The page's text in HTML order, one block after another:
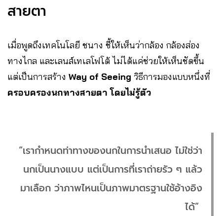
สายตา
เมื่อพูดถึงเทคโนโลยี ชนาง ชี้ให้เห็นว่ากล้อง กล้องส่อง
ทางไกล และเลนส์เทเลโฟโต้ ไม่ได้แค่ช่วยให้เห็นชัดขึ้น
แต่เป็นการสร้าง Way of Seeing วิธีการมองแบบหนึ่งที่
ครอบครองนกทางสายตา โดยไม่รู้ตัว
“เรากำหนดท่าทางของนกในการนำเสนอ ไม่ใช่ว่า
นกเป็นนางแบบ แต่เป็นการที่เราถ่ายรัว ๆ แล้ว
มาเลือก ว่าภาพไหนเป็นภาพมาตรฐานใช้อ้างอิง
ได้”